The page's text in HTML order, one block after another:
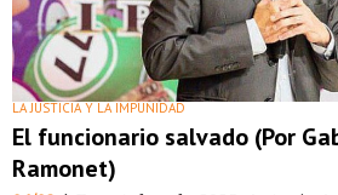
LA JUSTICIA Y LA IMPUNIDAD
El funcionario salvado (Por
Ramonet)